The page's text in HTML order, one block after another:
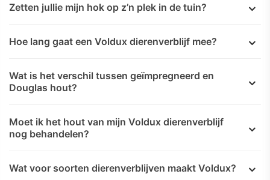
Zetten jullie mijn hok op z’n plek in de tuin?
Hoe lang gaat een Voldux dierenverblijf mee?
Wat is het verschil tussen geïmpregneerd en
Douglas hout?
Moet ik het hout van mijn Voldux dierenverblijf
nog behandelen?
Wat voor soorten dierenverblijven maakt Voldux?